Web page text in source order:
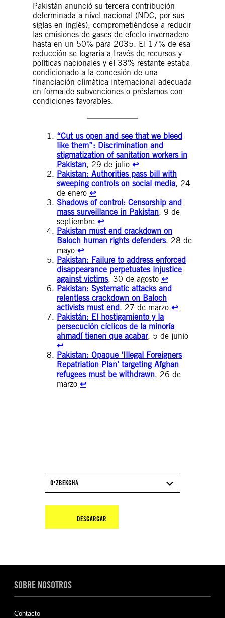
Pakistán anunció su tercera contribución
determinada a nivel nacional (NDC, por sus
siglas en inglés), comprometiéndose a reducir
las emisiones de gases de efecto invernadero
hasta en un 50% para 2035. El 17% de esa
reducción se lograría a través de recursos y
políticas nacionales y el 33% restante estaba
condicionado a la concesión de una
financiación climática internacional adecuada
en forma de subvenciones o préstamos con
condiciones favorables.
“Cut us open and see that we bleed
like them”: Discrimination and
stigmatization of sanitation workers in
Pakistan, 29 de julio ↩︎
Pakistan: Authorities pass bill with
sweeping controls on social media, 24
de enero ↩︎
Shadows of control: Censorship and
mass surveillance in Pakistan, 9 de
septiembre ↩︎
Pakistan must end crackdown on
Baloch human rights defenders, 28 de
mayo ↩︎
Pakistan: Failure to address enforced
disappearance perpetuates injustice
against victims, 30 de agosto ↩︎
Pakistan: Systematic attacks and
relentless crackdown on Baloch
activists must end, 27 de marzo ↩︎
Pakistán: El hostigamiento y la
persecución cíclicos de la minoría
ahmadí tienen que acabar, 5 de junio
↩︎
Pakistan: Opaque ‘Illegal Foreigners
Repatriation Plan’ targeting Afghan
refugees must be withdrawn, 26 de
marzo ↩︎
OʻZBEKCHA
DESCARGAR
SOBRE NOSOTROS
Contacto